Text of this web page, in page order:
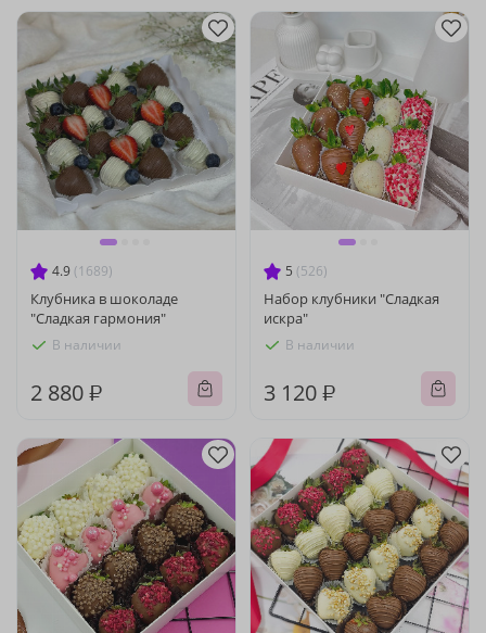
4.9 (1689)
Клубника в шоколаде
"Сладкая гармония"
В наличии
2 880 ₽
5 (526)
Набор клубники "Сладкая
искра"
В наличии
3 120 ₽